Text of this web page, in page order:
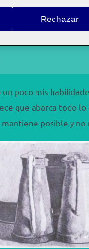
Uncategorized
poco mis
que abarca todo
posible y no
Rechazar